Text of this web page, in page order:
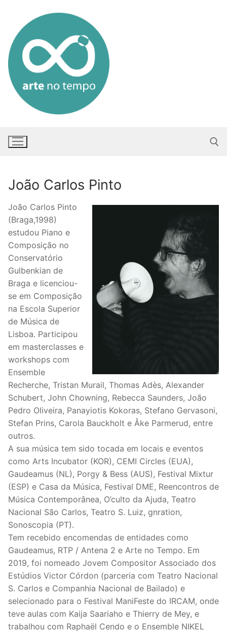
conteúdo
João Carlos Pinto
João Carlos Pinto
(Braga,1998)
estudou Piano e
Composição no
Conservatório
Gulbenkian de
Braga e licenciou-
se em Composição
na Escola Superior
de Música de
Lisboa. Participou
em masterclasses e
workshops com
Ensemble
Recherche, Tristan Murail, Thomas Adès, Alexander
Schubert, John Chowning, Rebecca Saunders, João
Pedro Oliveira, Panayiotis Kokoras, Stefano Gervasoni,
Stefan Prins, Carola Bauckholt e Åke Parmerud, entre
outros.
A sua música tem sido tocada em locais e eventos
como Arts Incubator (KOR), CEMI Circles (EUA),
Gaudeamus (NL), Porgy & Bess (AUS), Festival Mixtur
(ESP) e Casa da Música, Festival DME, Reencontros de
Música Contemporânea, O’culto da Ajuda, Teatro
Nacional São Carlos, Teatro S. Luiz, gnration,
Sonoscopia (PT).
Tem recebido encomendas de entidades como
Gaudeamus, RTP / Antena 2 e Arte no Tempo. Em
2019, foi nomeado Jovem Compositor Associado dos
Estúdios Victor Córdon (parceria com Teatro Nacional
S. Carlos e Companhia Nacional de Bailado) e
selecionado para o Festival ManiFeste do IRCAM, onde
teve aulas com Kaija Saariaho e Thierry de Mey, e
trabalhou com Raphaël Cendo e o Ensemble NIKEL